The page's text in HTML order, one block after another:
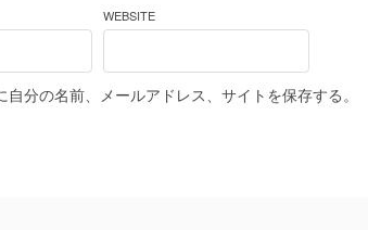
WEBSITE
分の名前、メールアドレス、サイトを保存する。